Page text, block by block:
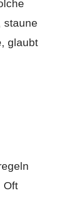
staune
glaubt
Oft